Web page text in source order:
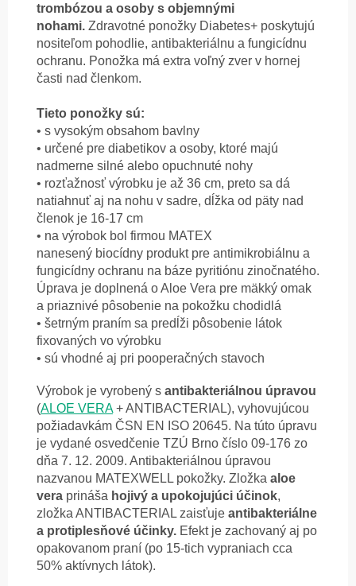
trombózou a osoby s objemnými
nohami. Zdravotné ponožky Diabetes+ poskytujú
nositeľom pohodlie, antibakteriálnu a fungicídnu
ochranu. Ponožka má extra voľný zver v hornej
časti nad členkom.
Tieto ponožky sú:
• s vysokým obsahom bavlny
• určené pre diabetikov a osoby, ktoré majú
nadmerne silné alebo opuchnuté nohy
• rozťažnosť výrobku je až 36 cm, preto sa dá
natiahnuť aj na nohu v sadre, dĺžka od päty nad
členok je 16-17 cm
• na výrobok bol firmou MATEX
nanesený biocídny produkt pre antimikrobiálnu a
fungicídny ochranu na báze pyritiónu zinočnatého.
Úprava je doplnená o Aloe Vera pre mäkký omak
a priaznivé pôsobenie na pokožku chodidlá
• šetrným praním sa predĺži pôsobenie látok
fixovaných vo výrobku
• sú vhodné aj pri pooperačných stavoch
Výrobok je vyrobený s antibakteriálnou úpravou
(ALOE VERA+ ANTIBACTERIAL), vyhovujúcou
požiadavkám ČSN EN ISO 20645. Na túto úpravu
je vydané osvedčenie TZÚ Brno číslo 09-176 zo
dňa 7. 12. 2009. Antibakteriálnou úpravou
nazvanou MATEXWELL pokožky. Zložka aloe
vera prináša hojivý a upokojujúci účinok,
zložka ANTIBACTERIAL zaisťuje antibakteriálne
a protiplesňové účinky. Efekt je zachovaný aj po
opakovanom praní (po 15-tich vypraniach cca
50% aktívnych látok).